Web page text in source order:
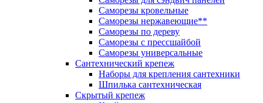
Саморезы кровельные
Саморезы нержавеющие**
Саморезы по дереву
Саморезы с прессшайбой
Саморезы универсальные
Сантехнический крепеж
Наборы для крепления сантехники
Шпилька сантехническая
Скрытый крепеж